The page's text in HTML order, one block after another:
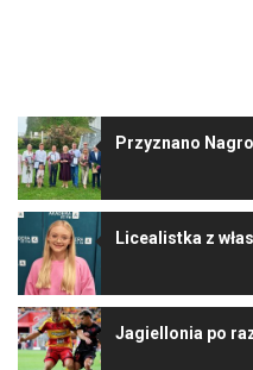
Przyznano
Licealistka z
Jagiellonia po